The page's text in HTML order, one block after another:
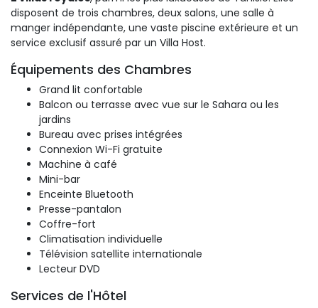
disposent de trois chambres, deux salons, une salle à
manger indépendante, une vaste piscine extérieure et un
service exclusif assuré par un Villa Host.
Équipements des Chambres
Grand lit confortable
Balcon ou terrasse avec vue sur le Sahara ou les
jardins
Bureau avec prises intégrées
Connexion Wi-Fi gratuite
Machine à café
Mini-bar
Enceinte Bluetooth
Presse-pantalon
Coffre-fort
Climatisation individuelle
Télévision satellite internationale
Lecteur DVD
Services de l'Hôtel